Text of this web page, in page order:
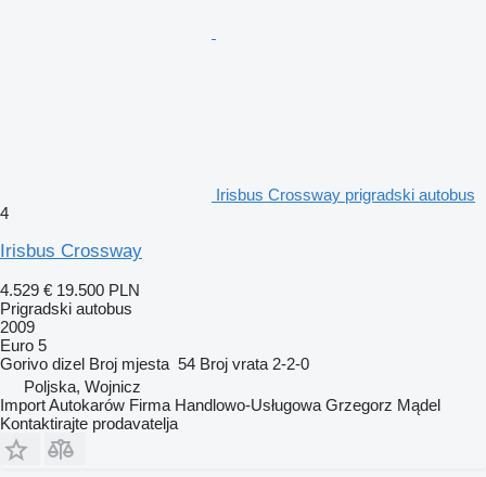
Irisbus Crossway prigradski autobus
4
Irisbus Crossway
4.529 € 19.500 PLN
Prigradski autobus
2009
Euro 5
Gorivo dizel Broj mjesta 54 Broj vrata 2-2-0
Poljska, Wojnicz
Import Autokarów Firma Handlowo-Usługowa Grzegorz Mądel
Kontaktirajte prodavatelja